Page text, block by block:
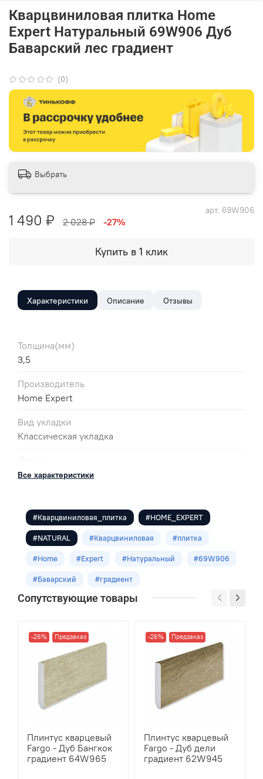
(0)
арт. 69W906
Кварцвиниловая плитка Home
Expert Натуральный 69W906 Дуб
Баварский лес градиент
1 490 ₽ 2 028 ₽ -27%
Купить в 1 клик
Выбрать
Характеристики Описание Отзывы
Толщина(мм)
3,5
Производитель
Home Expert
Вид укладки
Классическая укладка
без фаски
Светло-серый
Класс
Укладка
1220*150*3,5мм
Кол-во шт в уп
2,196
Все характеристики
#Кварцвиниловая_плитка #HOME_EXPERT
#NATURAL #Кварцвиниловая #плитка
#Home #Expert #Натуральный #69W906
#Баварский #градиент
Сопутствующие товары
-26% Предзаказ
Плинтус кварцевый
Fargo - Дуб Бангкок
градиент 64W965
-26% Предзаказ
Плинтус кварцевый
Fargo - Дуб дели
градиент 62W945